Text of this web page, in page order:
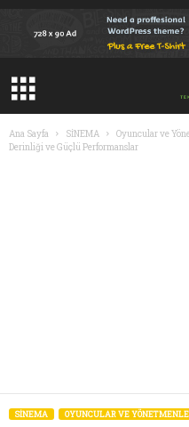
Ana Sayfa SİNEMA Oyuncular ve
Derinliği ve Güçlü Performanslar
SİNEMA OYUNCULAR VE